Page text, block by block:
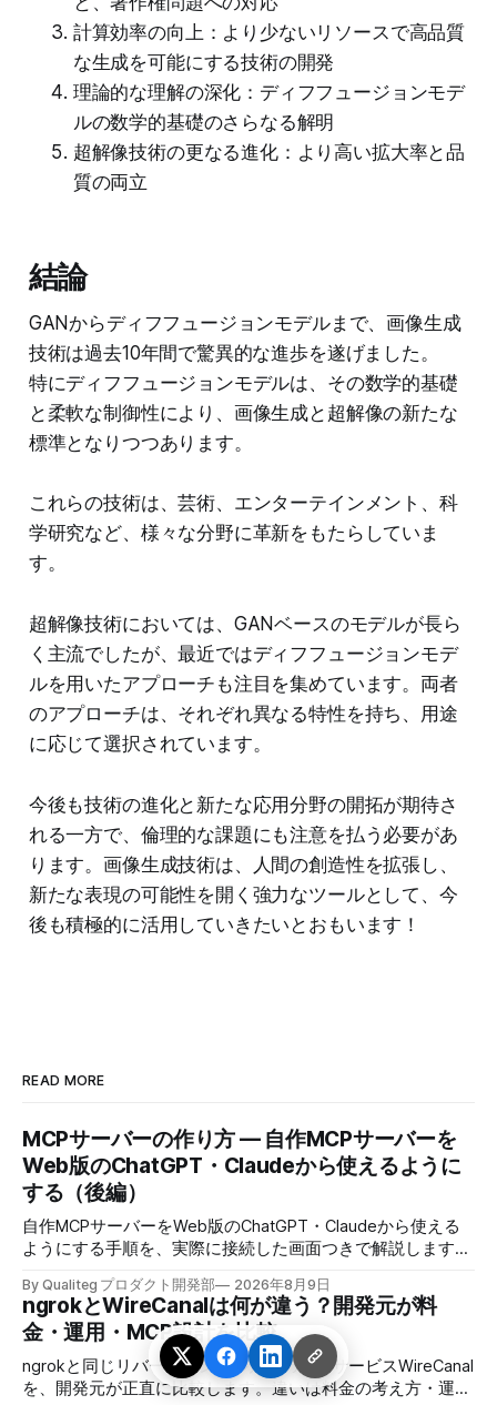
計算効率の向上：より少ないリソースで高品質
な生成を可能にする技術の開発
理論的な理解の深化：ディフフュージョンモデ
ルの数学的基礎のさらなる解明
超解像技術の更なる進化：より高い拡大率と品
質の両立
結論
GANからディフフュージョンモデルまで、画像生成
技術は過去10年間で驚異的な進歩を遂げました。
特にディフフュージョンモデルは、その数学的基礎
と柔軟な制御性により、画像生成と超解像の新たな
標準となりつつあります。
これらの技術は、芸術、エンターテインメント、科
学研究など、様々な分野に革新をもたらしていま
す。
超解像技術においては、GANベースのモデルが長ら
く主流でしたが、最近ではディフフュージョンモデ
ルを用いたアプローチも注目を集めています。両者
のアプローチは、それぞれ異なる特性を持ち、用途
に応じて選択されています。
今後も技術の進化と新たな応用分野の開拓が期待さ
れる一方で、倫理的な課題にも注意を払う必要があ
ります。画像生成技術は、人間の創造性を拡張し、
新たな表現の可能性を開く強力なツールとして、今
後も積極的に活用していきたいとおもいます！
READ MORE
MCPサーバーの作り方 — 自作MCPサーバーを
Web版のChatGPT・Claudeから使えるように
する（後編）
自作MCPサーバーをWeb版のChatGPT・Claudeから使える
ようにする手順を、実際に接続した画面つきで解説します。
を1行も変えずにブラウザのAIから売上データベースへ日本
語で聞けるようにします。
By Qualiteg プロダクト開発部 2026年8月9日
ngrokとWireCanalは何が違う？開発元が料
金・運用・MCP設計を比較
ngrokと同じリバーストンネル方式の国産サービスWireCanal
を、開発元が正直に比較します。違いは料金の考え方・運用